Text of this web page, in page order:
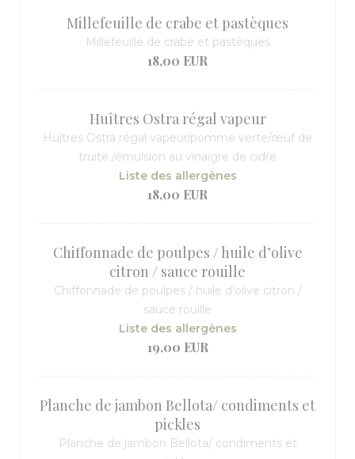
Millefeuille de crabe et pastèques
Millefeuille de crabe et pastèques
18,00 EUR
Huîtres Ostra régal vapeur
Huîtres Ostra régal vapeur/pomme verte/œuf de
truite /émulsion au vinaigre de cidre
Liste des allergènes
18,00 EUR
Chiffonnade de poulpes / huile d’olive
citron / sauce rouille
Chiffonnade de poulpes / huile d’olive citron /
sauce rouille
Liste des allergènes
19,00 EUR
Planche de jambon Bellota/ condiments et
pickles
Planche de jambon Bellota/ condiments et